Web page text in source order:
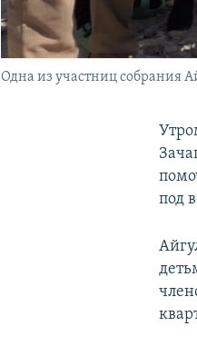
Одна из участниц собрания
под